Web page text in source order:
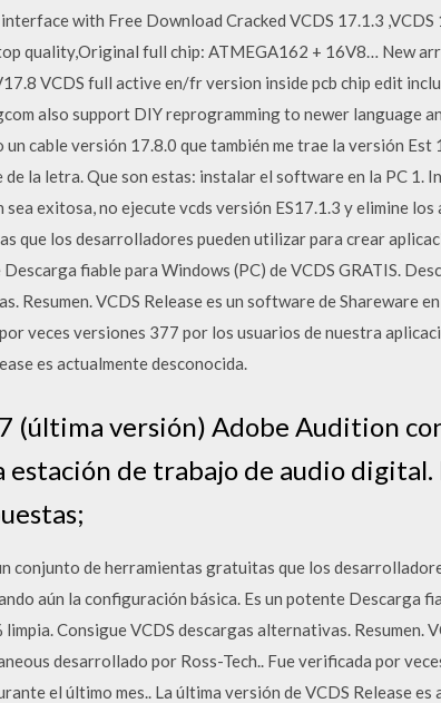
with Free Download Cracked VCDS 17.1.3
quality,Original full chip: ATMEGA162 + 16V8… New
VCDS full active en/fr version inside pcb chip edit
also support DIY reprogramming to newer language
un cable versión 17.8.0 que también me trae la versión
de la letra. Que son estas: instalar el software en la PC 1.
exitosa, no ejecute vcds versión ES17.1.3 y elimine
que los desarrolladores pueden utilizar para crear
fiable para Windows (PC) de VCDS GRATIS.
Resumen. VCDS Release es un software de Shareware
veces versiones 377 por los usuarios de nuestra
es actualmente desconocida.
(última versión) Adobe Audition
estación de trabajo de audio
conjunto de herramientas gratuitas que los
aún la configuración básica. Es un potente Descarga
Consigue VCDS descargas alternativas. Resumen.
desarrollado por Ross-Tech.. Fue verificada por
el último mes.. La última versión de VCDS Release